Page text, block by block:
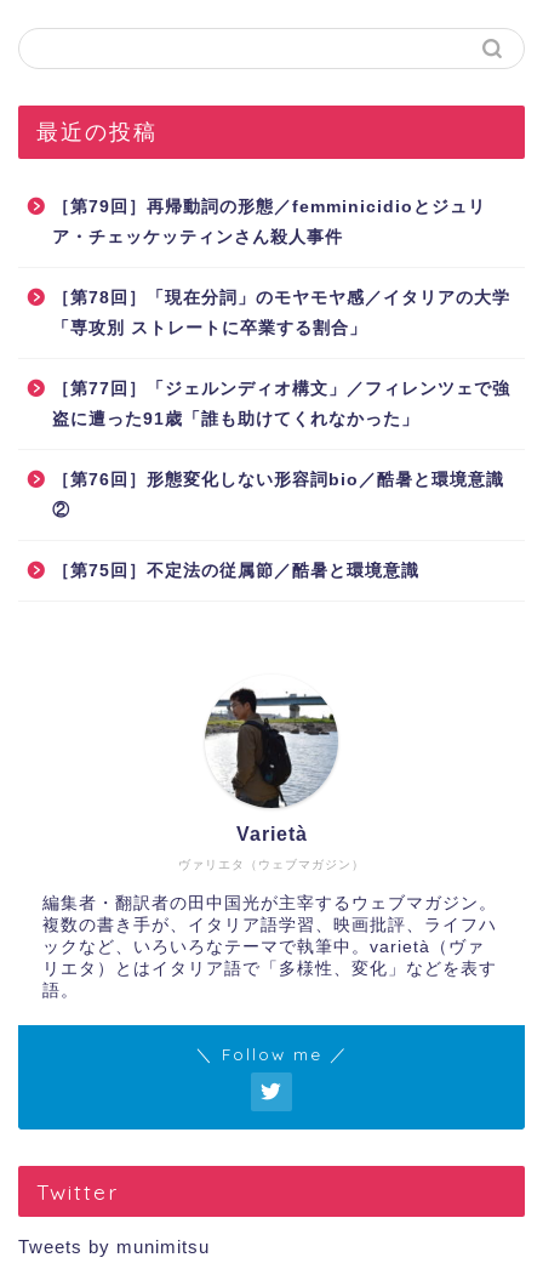
最近の投稿
［第79回］再帰動詞の形態／femminicidioとジュリ
ア・チェッケッティンさん殺人事件
［第78回］「現在分詞」のモヤモヤ感／イタリアの大学
「専攻別 ストレートに卒業する割合」
［第77回］「ジェルンディオ構文」／フィレンツェで強
盗に遭った91歳「誰も助けてくれなかった」
［第76回］形態変化しない形容詞bio／酷暑と環境意識
②
［第75回］不定法の従属節／酷暑と環境意識
ヴァリエタ（ウェブマガジン）
Varietà
編集者・翻訳者の田中国光が主宰するウェブマガジン。
複数の書き手が、イタリア語学習、映画批評、ライフハ
ックなど、いろいろなテーマで執筆中。varietà（ヴァ
リエタ）とはイタリア語で「多様性、変化」などを表す
語。
＼ Follow me ／
Twitter
Tweets by munimitsu